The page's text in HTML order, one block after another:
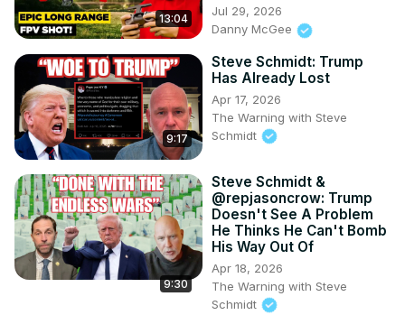
13:04
Jul 29, 2026
Danny McGee
9:17
Steve Schmidt: Trump
Has Already Lost
Apr 17, 2026
The Warning with Steve
Schmidt
9:30
Steve Schmidt &
@repjasoncrow: Trump
Doesn't See A Problem
He Thinks He Can't Bomb
His Way Out Of
Apr 18, 2026
The Warning with Steve
Schmidt